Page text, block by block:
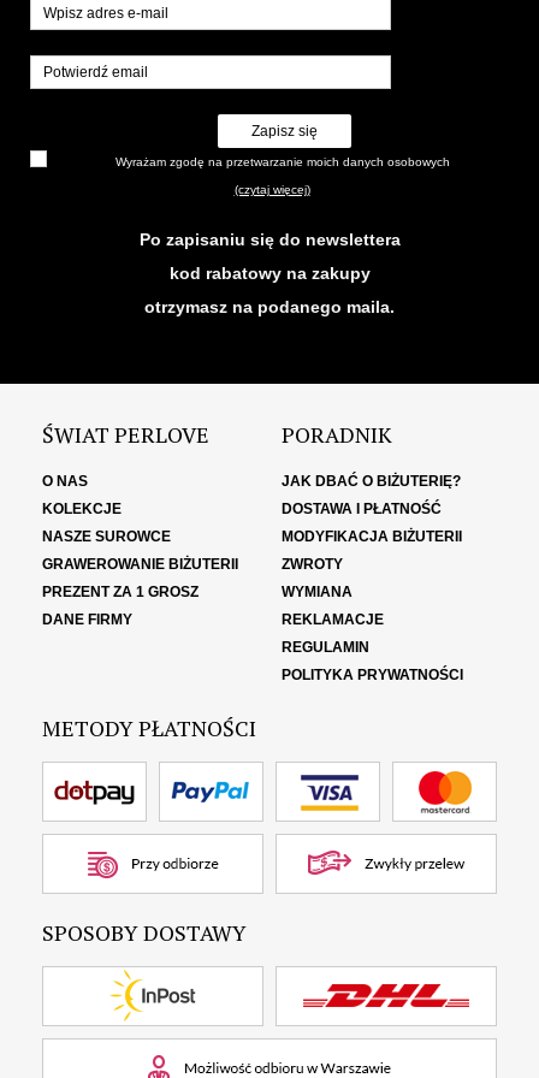
Zapisz się
Wyrażam zgodę na przetwarzanie moich danych osobowych
(czytaj więcej)
Po zapisaniu się do newslettera
kod rabatowy na zakupy
otrzymasz na podanego maila.
ŚWIAT PERLOVE
O NAS
KOLEKCJE
NASZE SUROWCE
GRAWEROWANIE BIŻUTERII
PREZENT ZA 1 GROSZ
DANE FIRMY
PORADNIK
JAK DBAĆ O BIŻUTERIĘ?
DOSTAWA I PŁATNOŚĆ
MODYFIKACJA BIŻUTERII
ZWROTY
WYMIANA
REKLAMACJE
REGULAMIN
POLITYKA PRYWATNOŚCI
METODY PŁATNOŚCI
SPOSOBY DOSTAWY